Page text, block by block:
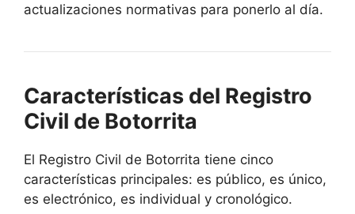
actualizaciones normativas para ponerlo al día.
Características del Registro
Civil de Botorrita
El Registro Civil de Botorrita tiene cinco
características principales: es público, es único,
es electrónico, es individual y cronológico.